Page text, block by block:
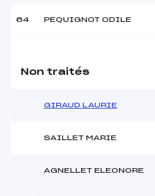
64 PEQUIGNOT ODILE
Non traités
GIRAUD LAURIE
SAILLET MARIE
AGNELLET ELEONORE